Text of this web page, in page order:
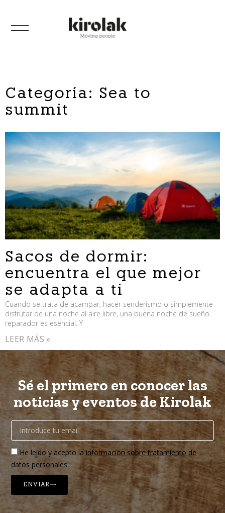
Categoría: Sea to
summit
Sacos de dormir:
encuentra el que mejor
se adapta a ti
Cuando se trata de acampar, hacer senderismo o simplemente
disfrutar de una noche al aire libre, una buena noche de sueño
reparador es esencial. Y
LEER MÁS »
Sé el primero en conocer las
noticias y eventos de Kirolak
He leído y acepto lainformación sobre tratamiento de
datos personales.
ENVIAR